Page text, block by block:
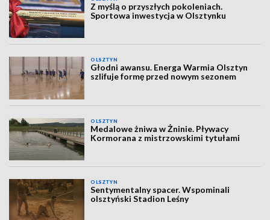
Z myślą o przyszłych pokoleniach.
Sportowa inwestycja w Olsztynku
OLSZTYN
Głodni awansu. Energa Warmia Olsztyn
szlifuje formę przed nowym sezonem
OLSZTYN
Medalowe żniwa w Żninie. Pływacy
Kormorana z mistrzowskimi tytułami
OLSZTYN
Sentymentalny spacer. Wspominali
olsztyński Stadion Leśny